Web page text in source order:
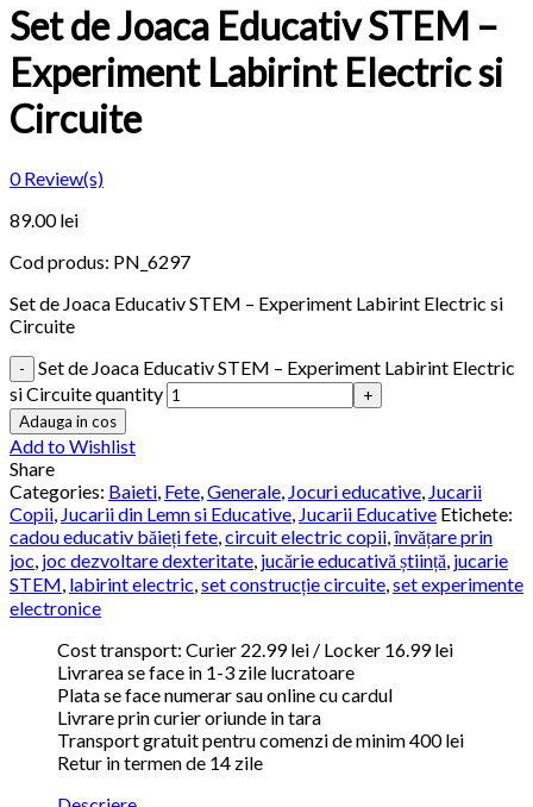
Set de Joaca Educativ STEM –
Experiment Labirint Electric si
Circuite
0Review(s)
89.00 lei
Cod produs: PN_6297
Set de Joaca Educativ STEM – Experiment Labirint Electric si
Circuite
Set de Joaca Educativ STEM – Experiment Labirint Electric
si Circuite quantity
Adauga in cos
Add to Wishlist
Share
Categories: Baieti, Fete,Generale, Jocuri educative, Jucarii
Copii, Jucarii din Lemn si Educative, Jucarii Educative Etichete:
cadou educativ băieți fete,circuit electric copii,învățare prin
joc, joc dezvoltare dexteritate, jucărie educativă știință, jucarie
STEM, labirint electric,set construcție circuite,set experimente
electronice
Cost transport: Curier 22.99 lei / Locker 16.99 lei
Livrarea se face in 1-3 zile lucratoare
Plata se face numerar sau online cu cardul
Livrare prin curier oriunde in tara
Transport gratuit pentru comenzi de minim 400 lei
Retur in termen de 14 zile